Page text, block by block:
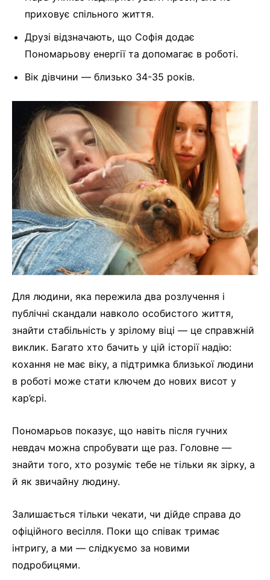
приховує спільного життя.
Друзі відзначають, що Софія додає
Пономарьову енергії та допомагає в роботі.
Вік дівчини — близько 34-35 років.
Для людини, яка пережила два розлучення і
публічні скандали навколо особистого життя,
знайти стабільність у зрілому віці — це справжній
виклик. Багато хто бачить у цій історії надію:
кохання не має віку, а підтримка близької людини
в роботі може стати ключем до нових висот у
кар’єрі.
Пономарьов показує, що навіть після гучних
невдач можна спробувати ще раз. Головне —
знайти того, хто розуміє тебе не тільки як зірку, а
й як звичайну людину.
Залишається тільки чекати, чи дійде справа до
офіційного весілля. Поки що співак тримає
інтригу, а ми — слідкуємо за новими
подробицями.